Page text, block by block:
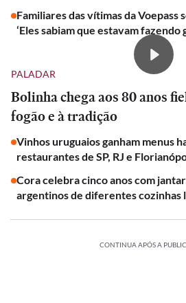
Familiares das vítimas da Voepass
‘Eles sabiam que estavam fazendo
PALADAR
Bolinha chega aos 80 anos
fogão e à tradição
Vinhos uruguaios ganham menus
restaurantes de SP, RJ e
Cora celebra cinco anos com
argentinos de diferentes cozinhas
CONTINUA APÓS A